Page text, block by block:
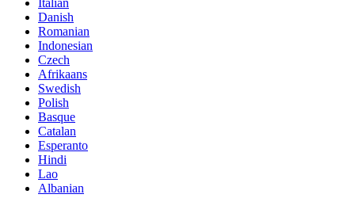
Italian
Danish
Romanian
Indonesian
Czech
Afrikaans
Swedish
Polish
Basque
Catalan
Esperanto
Hindi
Lao
Albanian